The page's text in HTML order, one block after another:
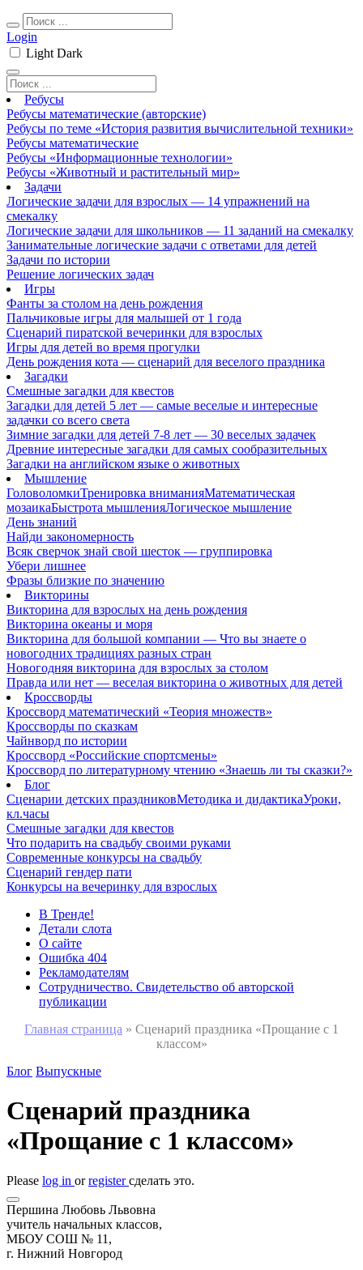
Login
Light Dark
Ребусы
Ребусы математические (авторские)
Ребусы по теме «История развития вычислительной техники»
Ребусы математические
Ребусы «Информационные технологии»
Ребусы «Животный и растительный мир»
Задачи
Логические задачи для взрослых — 14 упражнений на
смекалку
Логические задачи для школьников — 11 заданий на смекалку
Занимательные логические задачи с ответами для детей
Задачи по истории
Решение логических задач
Игры
Фанты за столом на день рождения
Пальчиковые игры для малышей от 1 года
Сценарий пиратской вечеринки для взрослых
Игры для детей во время прогулки
День рождения кота — сценарий для веселого праздника
Загадки
Смешные загадки для квестов
Загадки для детей 5 лет — самые веселые и интересные
задачки со всего света
Зимние загадки для детей 7-8 лет — 30 веселых задачек
Древние интересные загадки для самых сообразительных
Загадки на английском языке о животных
Мышление
ГоловоломкиТренировка вниманияМатематическая
мозаикаБыстрота мышленияЛогическое мышление
День знаний
Найди закономерность
Всяк сверчок знай свой шесток — группировка
Убери лишнее
Фразы близкие по значению
Викторины
Викторина для взрослых на день рождения
Викторина океаны и моря
Викторина для большой компании — Что вы знаете о
новогодних традициях разных стран
Новогодняя викторина для взрослых за столом
Правда или нет — веселая викторина о животных для детей
Кроссворды
Кроссворд математический «Теория множеств»
Кроссворды по сказкам
Чайнворд по истории
Кроссворд «Российские спортсмены»
Кроссворд по литературному чтению «Знаешь ли ты сказки?»
Блог
Сценарии детских праздниковМетодика и дидактикаУроки,
кл.часы
Смешные загадки для квестов
Что подарить на свадьбу своими руками
Современные конкурсы на свадьбу
Сценарий гендер пати
Конкурсы на вечеринку для взрослых
В Тренде!
Детали слота
О сайте
Ошибка 404
Рекламодателям
Сотрудничество. Свидетельство об авторской
публикации
Главная страница » Сценарий праздника «Прощание с 1
классом»
Блог Выпускные
Сценарий праздника
«Прощание с 1 классом»
Please log in orregisterсделать это.
Першина Любовь Львовна
учитель начальных классов,
МБОУ СОШ № 11,
г. Нижний Новгород